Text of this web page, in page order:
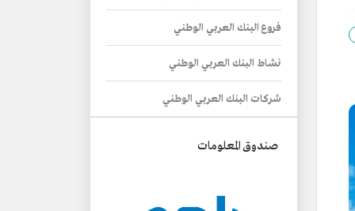
فروع البنك العربي الوطني
نشاط البنك العربي الوطني
شركات البنك العربي الوطني
صندوق المعلومات